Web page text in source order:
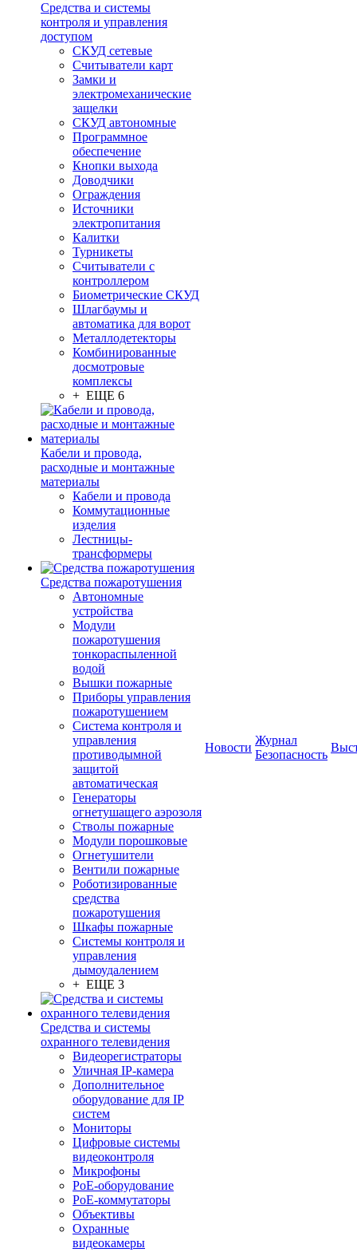
Средства и системы
контроля и управления
доступом
СКУД сетевые
Считыватели карт
Замки и
электромеханические
защелки
СКУД автономные
Программное
обеспечение
Кнопки выхода
Доводчики
Ограждения
Источники
электропитания
Калитки
Турникеты
Считыватели с
контроллером
Биометрические СКУД
Шлагбаумы и
автоматика для ворот
Металлодетекторы
Комбинированные
досмотровые
комплексы
+ ЕЩЕ 6
Кабели и провода,
расходные и монтажные
материалы
Кабели и провода
Коммутационные
изделия
Лестницы-
трансформеры
Средства пожаротушения
Автономные
устройства
Модули
пожаротушения
тонкораспыленной
водой
Вышки пожарные
Приборы управления
пожаротушением
Система контроля и
управления
противодымной
защитой
автоматическая
Генераторы
огнетушащего аэрозоля
Стволы пожарные
Модули порошковые
Огнетушители
Вентили пожарные
Роботизированные
средства
пожаротушения
Шкафы пожарные
Системы контроля и
управления
дымоудалением
+ ЕЩЕ 3
Средства и системы
охранного телевидения
Видеорегистраторы
Уличная IP-камера
Дополнительное
оборудование для IP
систем
Мониторы
Цифровые системы
видеоконтроля
Микрофоны
PoE-оборудование
PoE-коммутаторы
Объективы
Охранные
видеокамеры
Новости
Журнал
Безопасность